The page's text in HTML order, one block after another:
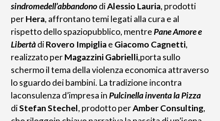
sindromedell’abbandonodiAlessio Lauria, prodotti
perHera, affrontano temi legati alla cura e al
rispetto dello spaziopubblico, mentrePane Amore e
LibertàdiRovero Impigliae Giacomo Cagnetti,
realizzato perMagazzini Gabrielli,porta sullo
schermo il tema della violenza economica attraverso
lo sguardo dei bambini. La tradizione incontra
laconsulenza d’impresa inPulcinella inventa la Pizza
diStefan Stechel, prodotto perAmber Consulting,